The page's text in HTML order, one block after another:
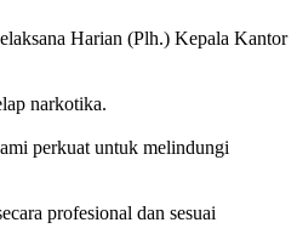
Harian (Plh.) Kepala Kantor
narkotika.
perkuat untuk melindungi
profesional dan sesuai